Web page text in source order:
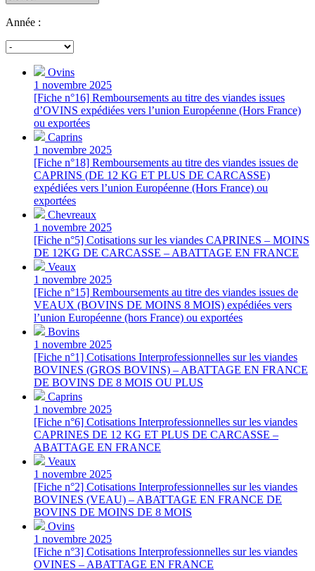
Année :
Ovins
1 novembre 2025
[Fiche n°16] Remboursements au titre des viandes issues
d’OVINS expédiées vers l’union Européenne (Hors France)
ou exportées
Caprins
1 novembre 2025
[Fiche n°18] Remboursements au titre des viandes issues de
CAPRINS (DE 12 KG ET PLUS DE CARCASSE)
expédiées vers l’union Européenne (Hors France) ou
exportées
Chevreaux
1 novembre 2025
[Fiche n°5] Cotisations sur les viandes CAPRINES – MOINS
DE 12KG DE CARCASSE – ABATTAGE EN FRANCE
Veaux
1 novembre 2025
[Fiche n°15] Remboursements au titre des viandes issues de
VEAUX (BOVINS DE MOINS 8 MOIS) expédiées vers
l’union Européenne (hors France) ou exportées
Bovins
1 novembre 2025
[Fiche n°1] Cotisations Interprofessionnelles sur les viandes
BOVINES (GROS BOVINS) – ABATTAGE EN FRANCE
DE BOVINS DE 8 MOIS OU PLUS
Caprins
1 novembre 2025
[Fiche n°6] Cotisations Interprofessionnelles sur les viandes
CAPRINES DE 12 KG ET PLUS DE CARCASSE –
ABATTAGE EN FRANCE
Veaux
1 novembre 2025
[Fiche n°2] Cotisations Interprofessionnelles sur les viandes
BOVINES (VEAU) – ABATTAGE EN FRANCE DE
BOVINS DE MOINS DE 8 MOIS
Ovins
1 novembre 2025
[Fiche n°3] Cotisations Interprofessionnelles sur les viandes
OVINES – ABATTAGE EN FRANCE